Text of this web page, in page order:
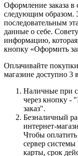
Оформление заказа в
следующим образом.
последовательным
данные о себе.
информацию,
кнопку «Оформить
Оплачивайте
магазине доступно 3
Наличные при
через кнопку -
заказ".
Безналичный
интернет-
Чтобы оплатить
сервер
карты, срок